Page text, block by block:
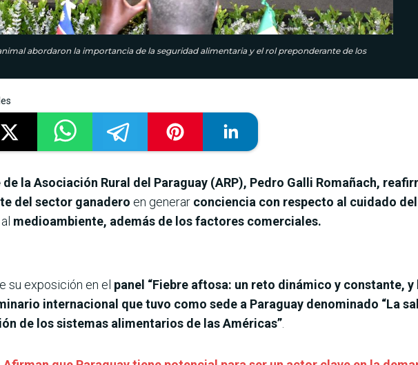
abordaron la importancia de la seguridad alimentaria y el rol preponderante de los
la Asociación Rural del Paraguay (ARP), Pedro Galli Romañach,
del sector ganadero en generar conciencia con respecto al cuidado
medioambiente, además de los factores comerciales.
su exposición en el panel “Fiebre aftosa: un reto dinámico y constante,
internacional que tuvo como sede a Paraguay denominado “La
de los sistemas alimentarios de las Américas”.